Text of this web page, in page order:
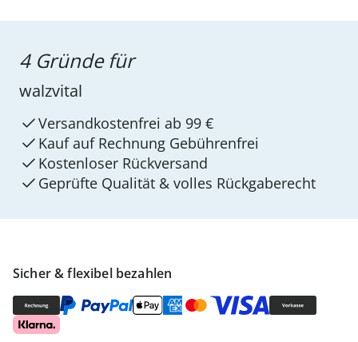
Sicher & flexibel bezahlen
4 Gründe für
walzvital
Versandkostenfrei ab 99 €
Kauf auf Rechnung Gebührenfrei
Kostenloser Rückversand
Geprüfte Qualität & volles Rückgaberecht